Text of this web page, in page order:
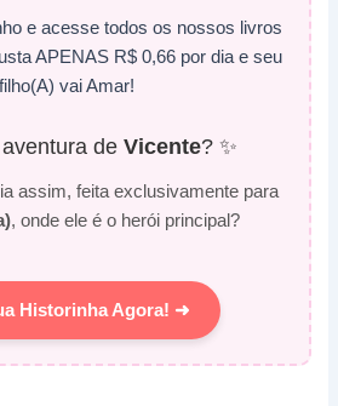
e acesse todos os nossos livros
APENAS R$ 0,66 por dia e seu
filho(A) vai Amar!
de Vicente? ✨
assim, feita exclusivamente para
, onde ele é o herói principal?
Historinha Agora! ➜